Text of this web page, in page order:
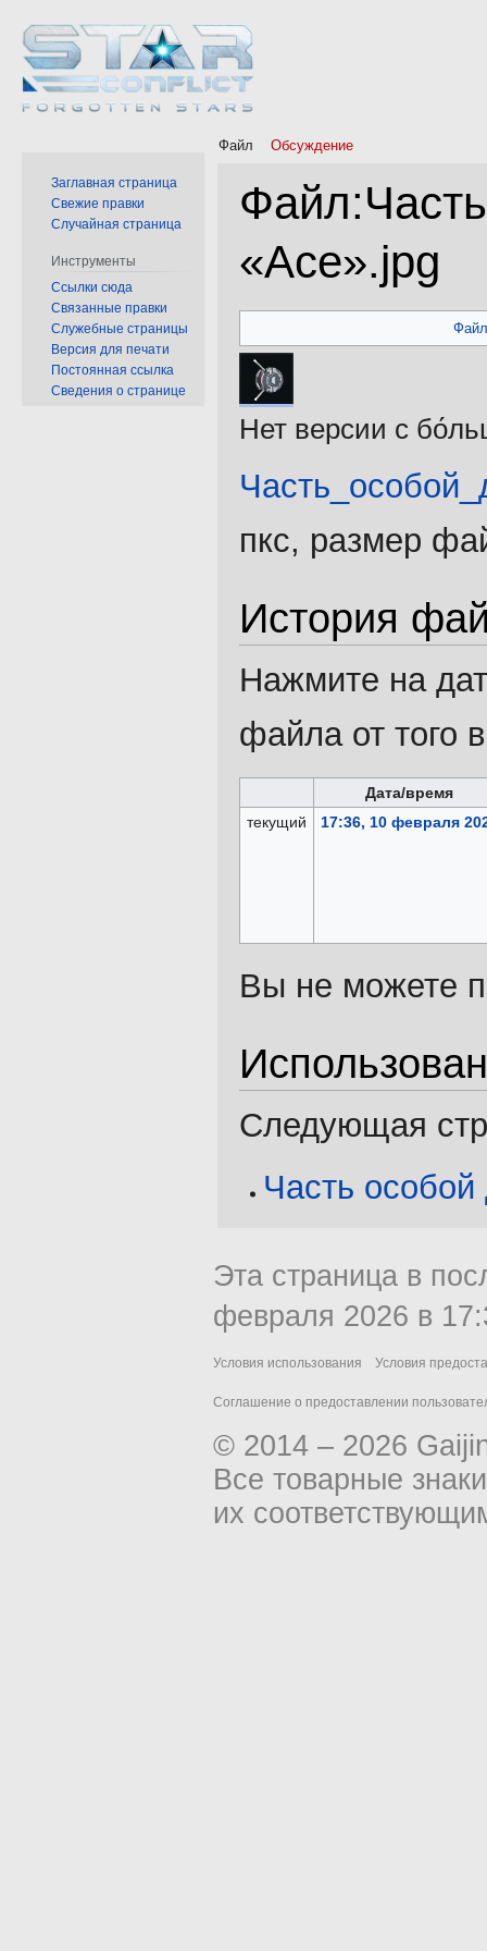
Файл:
«Ace».jpg
к
навигации
к
поиску
Нет версии с
пкс, размер
История
Нажмите на
файла от того
Дата/время
текущий
17:36, 10 февраля
Вы не можете
Следующая
Часть
Файл Обсуждение
Заглавная страница
Свежие правки
Случайная страница
Инструменты
Ссылки сюда
Связанные правки
Служебные страницы
Версия для печати
Постоянная ссылка
Сведения о странице
Эта страница в
февраля 2026 в
Условия использования Условия
Соглашение о предоставлении
© 2014 – 2026
Все товарные
их